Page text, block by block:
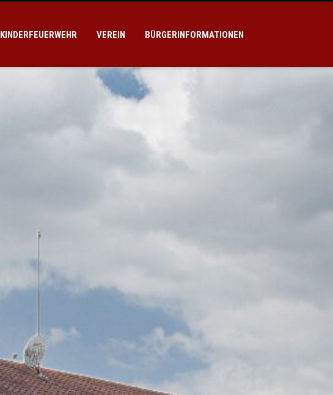
KINDERFEUERWEHR VEREIN BÜRGERINFORMATIONEN